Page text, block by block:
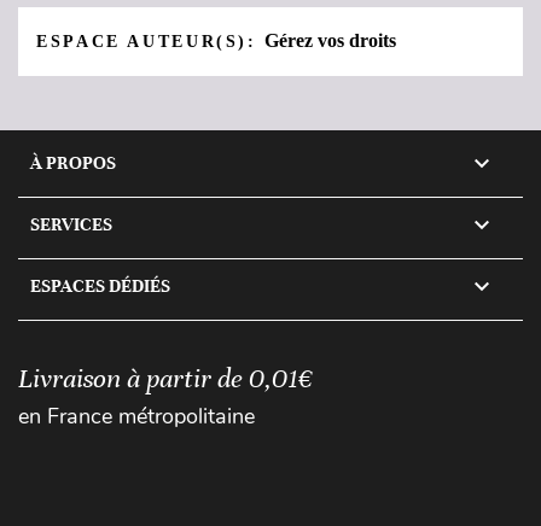
ESPACE AUTEUR(S):Gérez vos droits
À PROPOS 
SERVICES 
ESPACES DÉDIÉS 
Livraison à partir de 0,01€
en France métropolitaine